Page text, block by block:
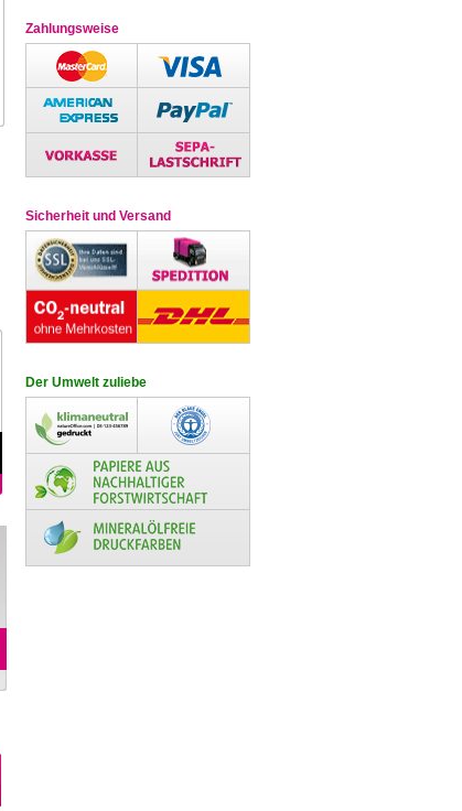
Zahlungsweise
Sicherheit und Versand
Der Umwelt zuliebe